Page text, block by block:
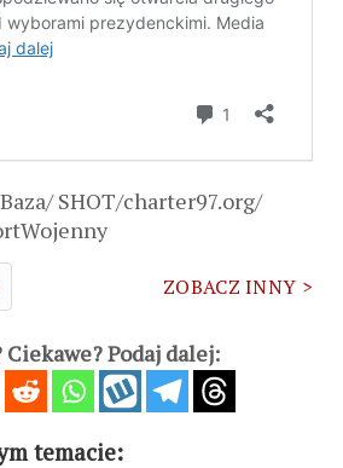
SHOT/charter97.org/
ZOBACZ INNY >
Ciekawe? Podaj dalej:
temacie: